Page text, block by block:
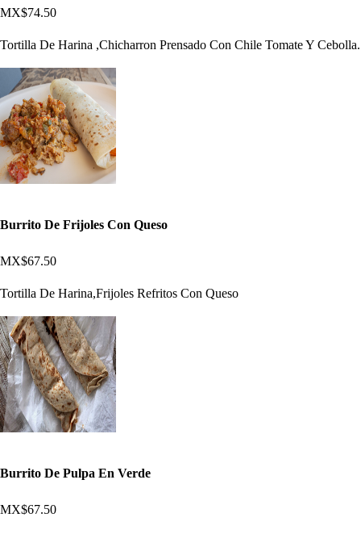
MX$74.50
Tortilla De Harina ,Chicharron Prensado Con Chile Tomate Y Cebolla.
Burrito De Frijoles Con Queso
MX$67.50
Tortilla De Harina,Frijoles Refritos Con Queso
Burrito De Pulpa En Verde
MX$67.50